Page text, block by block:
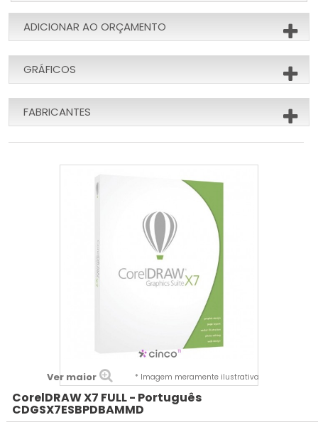
ADICIONAR AO ORÇAMENTO
GRÁFICOS
FABRICANTES
Ver maior * Imagem meramente ilustrativa
CorelDRAW X7 FULL - Português
CDGSX7ESBPDBAMMD